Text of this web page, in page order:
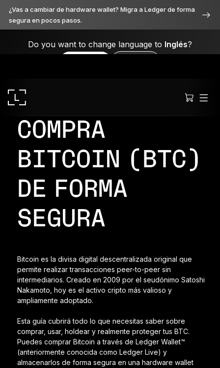
¿Vas a cambiar de hardware wallet? Migra a Ledger de forma
segura en pocos pasos.
Do you want to change language to Inglés?
Premium desde cada ángulo
Ledger Flex
Ledger NanoGen5
Tan única como tú
COLORES NUEVOS
Ledger NanoClásicos
Protección de respaldo fiable
COMPRA
BITCOIN (BTC)
DE FORMA
SEGURA
Bitcoin es la divisa digital descentralizada original que
permite realizar transacciones peer-to-peer sin
intermediarios. Creado en 2009 por el seudónimo Satoshi
Nakamoto, hoy es el activo cripto más valioso y
ampliamente adoptado.
Esta guía cubrirá todo lo que necesitas saber sobre
comprar, usar, holdear y realmente proteger tus BTC.
Puedes comprar Bitcoin a través de Ledger Wallet™
(anteriormente conocida como Ledger Live) y
almacenarlos de forma segura en una hardware wallet